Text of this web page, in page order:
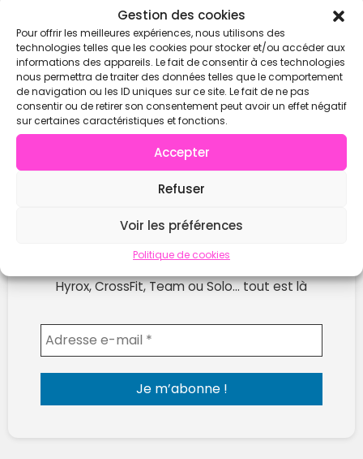
Gestion des cookies
Pour offrir les meilleures expériences, nous utilisons des
technologies telles que les cookies pour stocker et/ou accéder aux
informations des appareils. Le fait de consentir à ces technologies
nous permettra de traiter des données telles que le comportement
de navigation ou les ID uniques sur ce site. Le fait de ne pas
consentir ou de retirer son consentement peut avoir un effet négatif
sur certaines caractéristiques et fonctions.
Accepter
Refuser
Voir les préférences
Politique de cookies
Ne rate plus les prochaines compétitions !
Reçois chaque semaine les nouvelles compètes
Hyrox, CrossFit, Team ou Solo… tout est là